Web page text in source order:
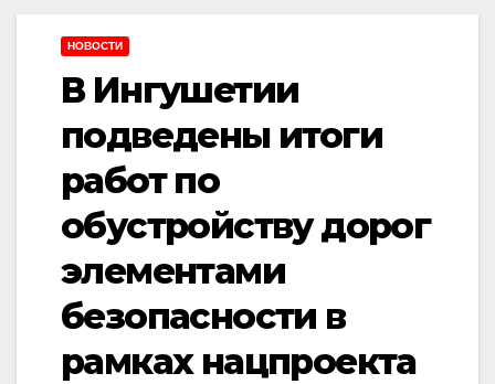
НОВОСТИ
В Ингушетии
подведены итоги
работ по
обустройству дорог
элементами
безопасности в
рамках нацпроекта